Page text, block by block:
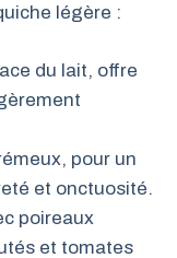
légère :
du lait, offre
pour un
et onctuosité.
poireaux
et tomates